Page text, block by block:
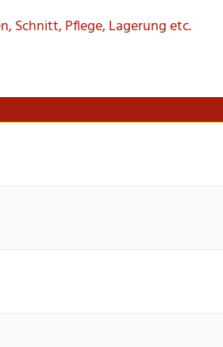
Schnitt, Pflege, Lagerung etc.